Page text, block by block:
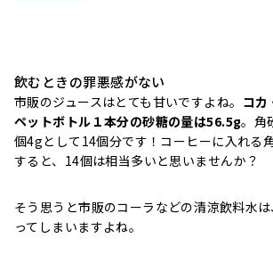
飲むときの罪悪感がない
市販のジュースはとても甘いですよね。 コカ
ペットボトル１本分の砂糖の量は56.5g。角
個4gとして14個分です！コーヒーに入れる
すると、14個は相当多いと思いませんか？
そう思うと市販のコーラなどの清涼飲料水
ってしまいますよね。